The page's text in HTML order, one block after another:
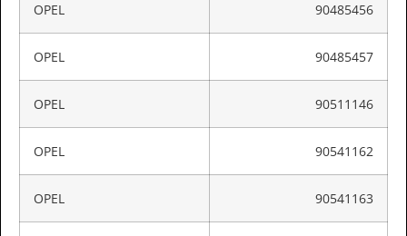
OPEL 90485456
OPEL 90485457
OPEL 90511146
OPEL 90541162
OPEL 90541163